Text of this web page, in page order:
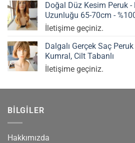
Doğal Düz Kesim Peruk
Uzunluğu 65-70cm -
İletişime geçiniz.
Dalgalı Gerçek Saç
Kumral, Cilt Tabanlı
İletişime geçiniz.
BILGILER
Hakkımızda